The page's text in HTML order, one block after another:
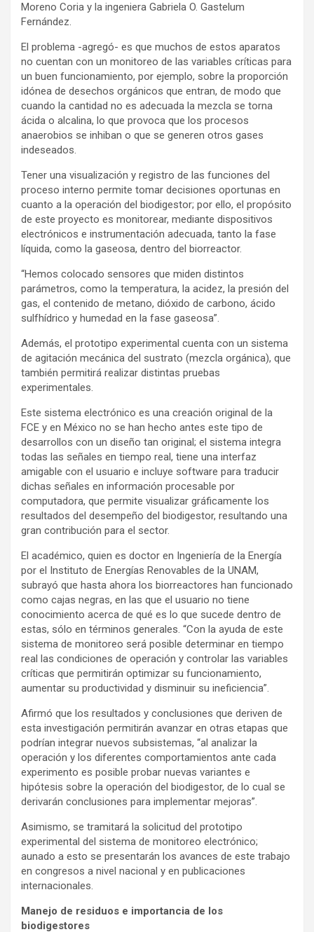
Moreno Coria y la ingeniera Gabriela O. Gastelum
Fernández.
El problema -agregó- es que muchos de estos aparatos
no cuentan con un monitoreo de las variables críticas para
un buen funcionamiento, por ejemplo, sobre la proporción
idónea de desechos orgánicos que entran, de modo que
cuando la cantidad no es adecuada la mezcla se torna
ácida o alcalina, lo que provoca que los procesos
anaerobios se inhiban o que se generen otros gases
indeseados.
Tener una visualización y registro de las funciones del
proceso interno permite tomar decisiones oportunas en
cuanto a la operación del biodigestor; por ello, el propósito
de este proyecto es monitorear, mediante dispositivos
electrónicos e instrumentación adecuada, tanto la fase
líquida, como la gaseosa, dentro del biorreactor.
“Hemos colocado sensores que miden distintos
parámetros, como la temperatura, la acidez, la presión del
gas, el contenido de metano, dióxido de carbono, ácido
sulfhídrico y humedad en la fase gaseosa”.
Además, el prototipo experimental cuenta con un sistema
de agitación mecánica del sustrato (mezcla orgánica), que
también permitirá realizar distintas pruebas
experimentales.
Este sistema electrónico es una creación original de la
FCE y en México no se han hecho antes este tipo de
desarrollos con un diseño tan original; el sistema integra
todas las señales en tiempo real, tiene una interfaz
amigable con el usuario e incluye software para traducir
dichas señales en información procesable por
computadora, que permite visualizar gráficamente los
resultados del desempeño del biodigestor, resultando una
gran contribución para el sector.
El académico, quien es doctor en Ingeniería de la Energía
por el Instituto de Energías Renovables de la UNAM,
subrayó que hasta ahora los biorreactores han funcionado
como cajas negras, en las que el usuario no tiene
conocimiento acerca de qué es lo que sucede dentro de
estas, sólo en términos generales. “Con la ayuda de este
sistema de monitoreo será posible determinar en tiempo
real las condiciones de operación y controlar las variables
críticas que permitirán optimizar su funcionamiento,
aumentar su productividad y disminuir su ineficiencia”.
Afirmó que los resultados y conclusiones que deriven de
esta investigación permitirán avanzar en otras etapas que
podrían integrar nuevos subsistemas, “al analizar la
operación y los diferentes comportamientos ante cada
experimento es posible probar nuevas variantes e
hipótesis sobre la operación del biodigestor, de lo cual se
derivarán conclusiones para implementar mejoras”.
Asimismo, se tramitará la solicitud del prototipo
experimental del sistema de monitoreo electrónico;
aunado a esto se presentarán los avances de este trabajo
en congresos a nivel nacional y en publicaciones
internacionales.
Manejo de residuos e importancia de los
biodigestores